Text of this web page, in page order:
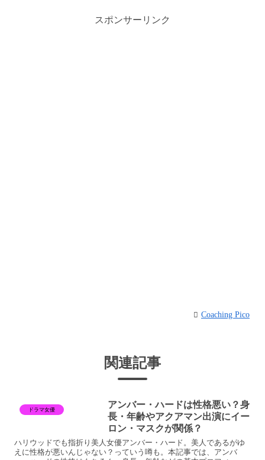
スポンサーリンク
Coaching Pico
関連記事
ドラマ女優
アンバー・ハードは性格悪い？身
長・年齢やアクアマン出演にイー
ロン・マスクが関係？
ハリウッドでも指折り美人女優アンバー・ハード。美人であるがゆ
えに性格が悪いんじゃない？っていう噂も。本記事では、アンバ